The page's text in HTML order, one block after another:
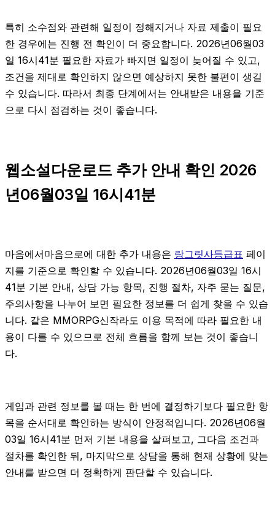
특히 소수점와 관련해 일정이 정해지거나 자료 제출이 필요
한 경우에는 진행 전 확인이 더 중요합니다. 2026년06월03
일 16시41분 필요한 자료가 빠지면 일정이 늦어질 수 있고,
조건을 제대로 확인하지 않으면 예상하지 못한 불편이 생길
수 있습니다. 따라서 최종 단계에서는 안내받은 내용을 기준
으로 다시 점검하는 것이 좋습니다.
웹소설다운로드 추가 안내 확인 2026
년06월03일 16시41분
마음에서마음으로에 대한 추가 내용은 랑그릿사등급표 페이
지를 기준으로 확인할 수 있습니다. 2026년06월03일 16시
41분 기본 안내, 상담 가능 항목, 진행 절차, 자주 묻는 질문,
주의사항을 나누어 보면 필요한 정보를 더 쉽게 찾을 수 있습
니다. 같은 MMORPG신작라도 이용 목적에 따라 필요한 내
용이 다를 수 있으므로 전체 흐름을 함께 보는 것이 좋습니
다.
게임과 관련 정보를 볼 때는 한 번에 결정하기보다 필요한 항
목을 순서대로 확인하는 방식이 안정적입니다. 2026년06월
03일 16시41분 먼저 기본 내용을 살펴보고, 그다음 조건과
절차를 확인한 뒤, 마지막으로 상담을 통해 현재 상황에 맞는
안내를 받으면 더 정확하게 판단할 수 있습니다.